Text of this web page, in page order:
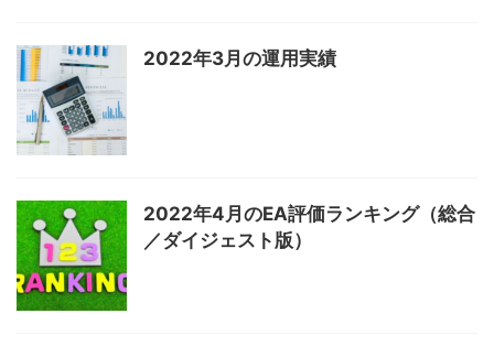
2022年3月の運用実績
2022年4月のEA評価ランキング（総合
／ダイジェスト版）